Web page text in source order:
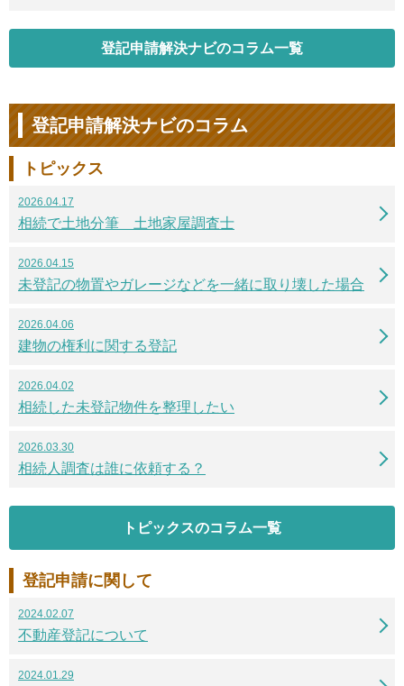
登記申請解決ナビのコラム一覧
登記申請解決ナビのコラム
トピックス
2026.04.17
相続で土地分筆 土地家屋調査士
2026.04.15
未登記の物置やガレージなどを一緒に取り壊した場合
2026.04.06
建物の権利に関する登記
2026.04.02
相続した未登記物件を整理したい
2026.03.30
相続人調査は誰に依頼する？
トピックスのコラム一覧
登記申請に関して
2024.02.07
不動産登記について
2024.01.29